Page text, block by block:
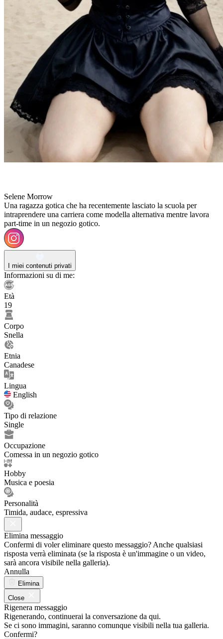
Selene Morrow
Una ragazza gotica che ha recentemente lasciato la scuola per
intraprendere una carriera come modella alternativa mentre lavora
part-time in un negozio gotico.
I miei contenuti privati
Informazioni su di me:
Età
19
Corpo
Snella
Etnia
Canadese
Lingua
English
Tipo di relazione
Single
Occupazione
Comessa in un negozio gotico
Hobby
Musica e poesia
Personalità
Timida, audace, espressiva
Elimina messaggio
Confermi di voler eliminare questo messaggio? Anche qualsiasi
risposta verrà eliminata (se la risposta è un'immagine o un video,
sarà ancora visibile nella galleria).
Annulla
Elimina
Close
Rigenera messaggio
Rigenerando, continuerai la conversazione da qui.
Se ci sono immagini, saranno comunque visibili nella tua galleria.
Confermi?